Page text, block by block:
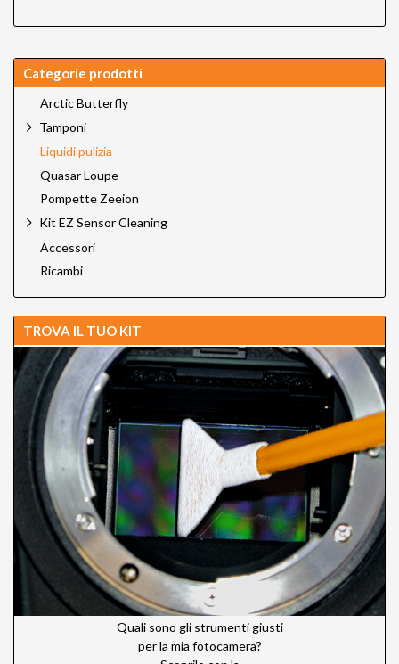
Categorie prodotti
Arctic Butterfly
Tamponi
Liquidi pulizia
Quasar Loupe
Pompette Zeeion
Kit EZ Sensor Cleaning
Accessori
Ricambi
TROVA IL TUO KIT
Quali sono gli strumenti giusti
per la mia fotocamera?